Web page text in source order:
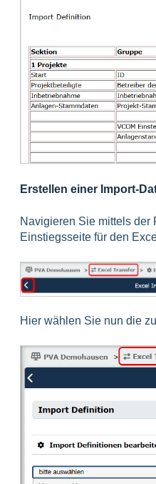
Erstellen einer Import-
Navigieren Sie mittels der
Einstiegsseite für den
Hier wählen Sie nun die